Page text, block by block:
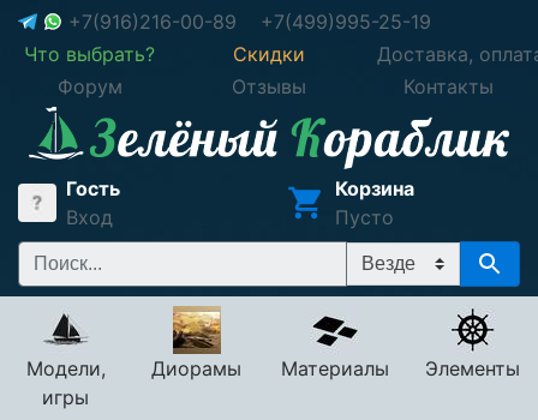
+7(916)216-00-89
+7(499)995-25-19
Что выбрать?
Скидки
Доставка,
Форум
Отзывы Контакты
Гость
Вход
Корзина
Пусто
Модели,
игры
Диорамы Материалы Элементы